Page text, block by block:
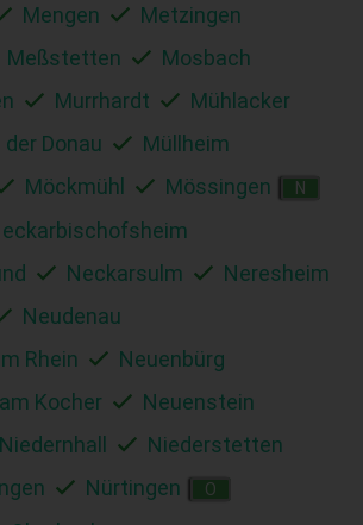
Mengen
Metzingen
Meßstetten
Mosbach
Murrhardt
Mühlacker
Donau
Müllheim
Möckmühl Mössingen N
Neckarsulm
Neresheim
Neudenau
Rhein
Neuenbürg
Kocher
Neuenstein
Niedernhall
Niederstetten
Nürtingen O